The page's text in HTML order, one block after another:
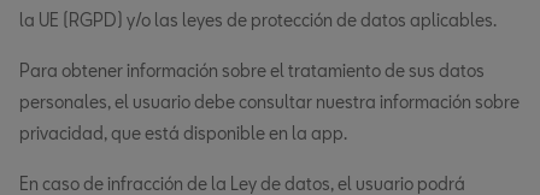
la UE (RGPD) y/o las leyes de protección de datos aplicables.
Para obtener información sobre el tratamiento de sus datos
personales, el usuario debe consultar nuestra información sobre
privacidad, que está disponible en la app.
En caso de infracción de la Ley de datos, el usuario podrá